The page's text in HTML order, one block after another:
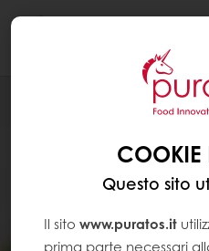
COOKIE
Questo sito
Il sito www.puratos.it
prima parte necessari